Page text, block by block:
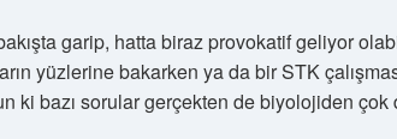
garip, hatta biraz provokatif geliyor
yüzlerine bakarken ya da bir STK
bazı sorular gerçekten de biyolojiden çok